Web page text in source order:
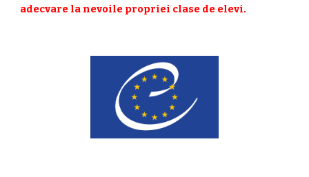
adecvare la nevoile propriei clase de elevi.